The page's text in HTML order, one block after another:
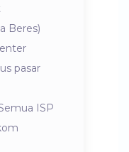
Beres)
pasar
ISP